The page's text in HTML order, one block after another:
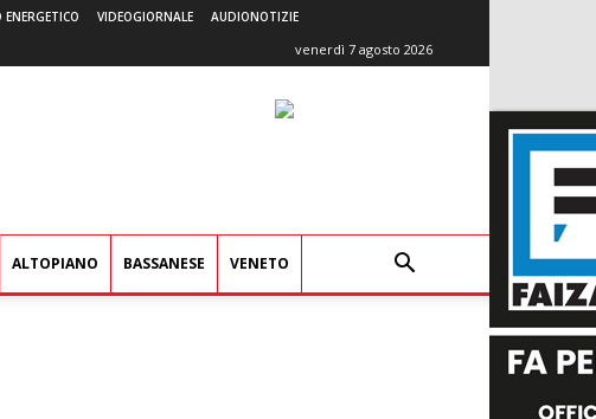
ENERGETICO VIDEOGIORNALE AUDIONOTIZIE
venerdì 7 agosto 2026
ALTOPIANO BASSANESE VENETO